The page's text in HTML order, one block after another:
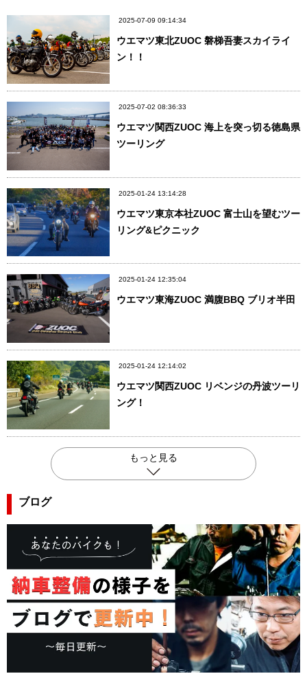
2025-07-09 09:14:34
ウエマツ東北ZUOC 磐梯吾妻スカイライ
ン！！
2025-07-02 08:36:33
ウエマツ関西ZUOC 海上を突っ切る徳島県
ツーリング
2025-01-24 13:14:28
ウエマツ東京本社ZUOC 富士山を望むツー
リング&ピクニック
2025-01-24 12:35:04
ウエマツ東海ZUOC 満腹BBQ ブリオ半田
2025-01-24 12:14:02
ウエマツ関西ZUOC リベンジの丹波ツーリ
ング！
もっと見る
ブログ